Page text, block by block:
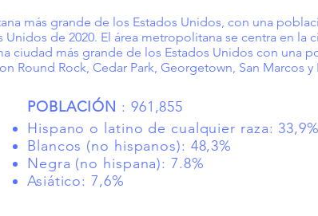
más grande de los Estados Unidos, con una
de 2020. El área metropolitana se centra en la
ciudad más grande de los Estados Unidos con una
Round Rock, Cedar Park, Georgetown, San Marcos y
POBLACIÓN : 961,855
Hispano o latino de cualquier raza: 33,9%
Blancos (no hispanos): 48,3%
Negra (no hispana): 7.8%
Asiático: 7,6%